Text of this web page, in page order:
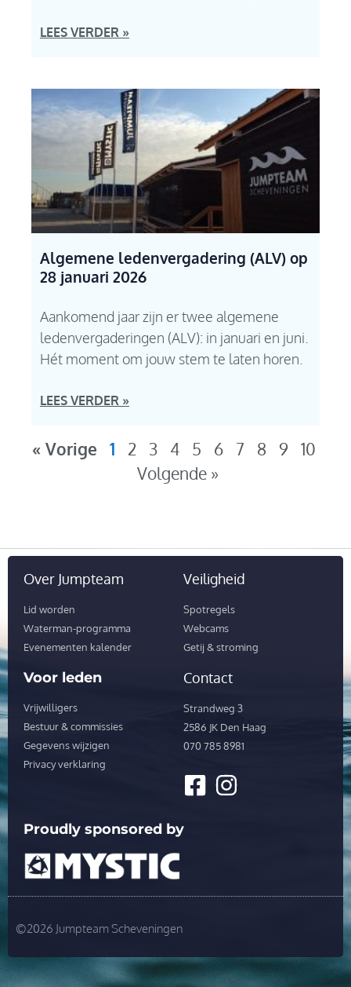
LEES VERDER »
Algemene ledenvergadering (ALV) op
28 januari 2026
Aankomend jaar zijn er twee algemene
ledenvergaderingen (ALV): in januari en juni.
Hét moment om jouw stem te laten horen.
LEES VERDER »
« Vorige 1 2 3 4 5 6 7 8 9
10
Volgende »
Over Jumpteam
Lid worden
Waterman-programma
Evenementen kalender
Veiligheid
Spotregels
Webcams
Getij & stroming
Voor leden
Vrijwilligers
Bestuur & commissies
Gegevens wijzigen
Privacy verklaring
Contact
Strandweg 3
2586 JK Den Haag
070 785 8981
Proudly sponsored by
©2026 Jumpteam Scheveningen